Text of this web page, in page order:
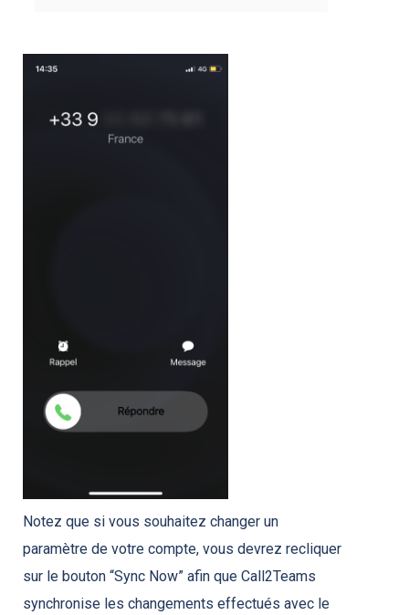
Notez que si vous souhaitez changer un
paramètre de votre compte, vous devrez recliquer
sur le bouton “Sync Now” afin que Call2Teams
synchronise les changements effectués avec le